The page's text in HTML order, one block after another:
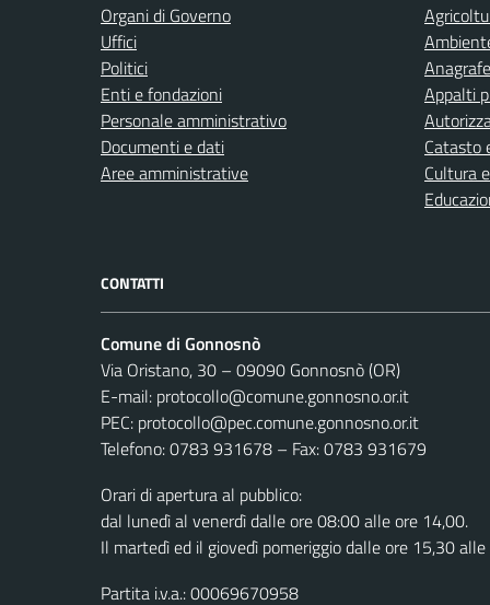
Organi di Governo
Uffici
Politici
Enti e fondazioni
Personale amministrativo
Documenti e dati
Aree amministrative
Appalti
Catasto
Cultura
CONTATTI
Comune di Gonnosnò
Via Oristano, 30 – 09090 Gonnosnò (OR)
E-mail: protocollo@comune.gonnosno.or.it
PEC: protocollo@pec.comune.gonnosno.or.it
Telefono: 0783 931678 – Fax: 0783 931679
Orari di apertura al pubblico:
dal lunedì al venerdì dalle ore 08:00 alle ore 14,00.
Il martedì ed il giovedì pomeriggio dalle ore 15,30
Partita i.v.a.: 00069670958